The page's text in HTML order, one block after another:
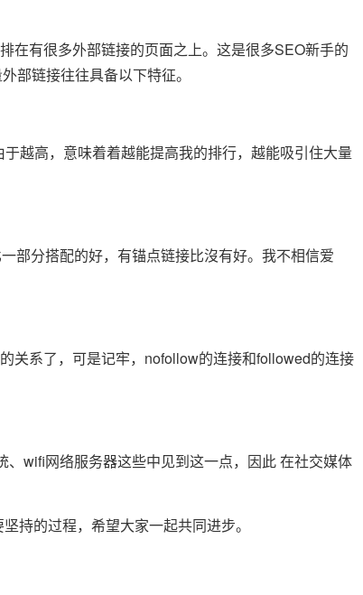
在有很多外部链接的页面之上。这是很多SEO新手的
部链接往往具备以下特征。
越高，意味着着越能提高我的排行，越能吸引住大量
分搭配的好，有锚点链接比沒有好。我不相信爱
系了，可是记牢，nofollow的连接和followed的连接
wifi网络服务器这些中见到这一点，因此 在社交媒体
的过程，希望大家一起共同进步。